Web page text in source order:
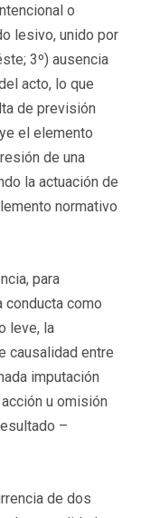
o
lesivo, unido por
3º) ausencia
acto, lo que
de previsión
el elemento
de una
la actuación de
normativo
para
conducta como
leve, la
causalidad entre
imputación
u omisión
–
de dos